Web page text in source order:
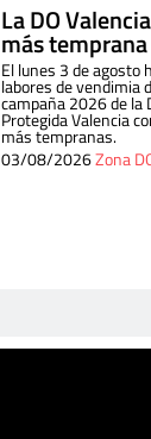
La DO
más
El lunes 3 de agosto
labores de vendimia
campaña 2026 de la
Protegida Valencia
más tempranas.
03/08/2026Zona